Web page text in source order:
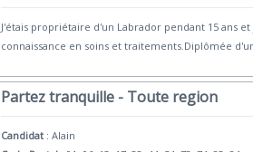
J'étais propriétaire d'un Labrador pendant 15 ans
connaissance en soins et traitements.Diplômée
Partez tranquille - Toute region
Candidat :Alain